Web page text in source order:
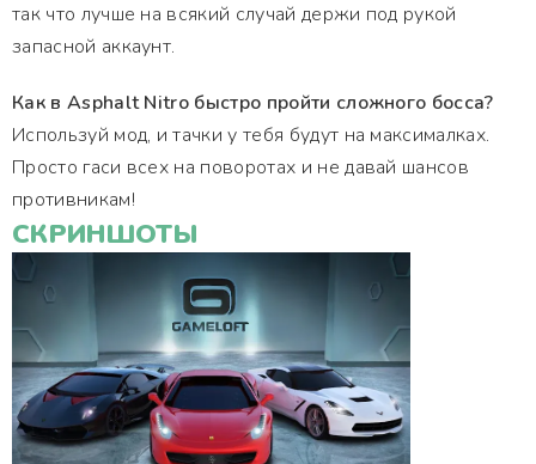
так что лучше на всякий случай держи под рукой
запасной аккаунт.
Как в Asphalt Nitro быстро пройти сложного босса?
Используй мод, и тачки у тебя будут на максималках.
Просто гаси всех на поворотах и не давай шансов
противникам!
СКРИНШОТЫ